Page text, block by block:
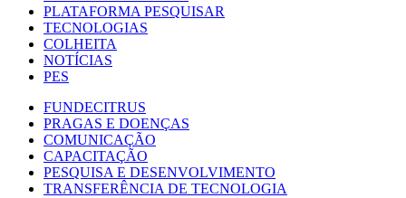
PLATAFORMA PESQUISAR
TECNOLOGIAS
COLHEITA
NOTÍCIAS
PES
FUNDECITRUS
PRAGAS E DOENÇAS
COMUNICAÇÃO
CAPACITAÇÃO
PESQUISA E DESENVOLVIMENTO
TRANSFERÊNCIA DE TECNOLOGIA